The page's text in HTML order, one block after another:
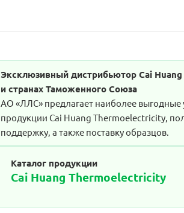
Эксклюзивный дистрибьютор Cai
и странах Таможенного Союза
АО «ЛЛС» предлагает наиболее выгодные
продукции Cai Huang Thermoelectricity,
поддержку, а также поставку образцов.
Каталог продукции
Cai Huang Thermoelectricity